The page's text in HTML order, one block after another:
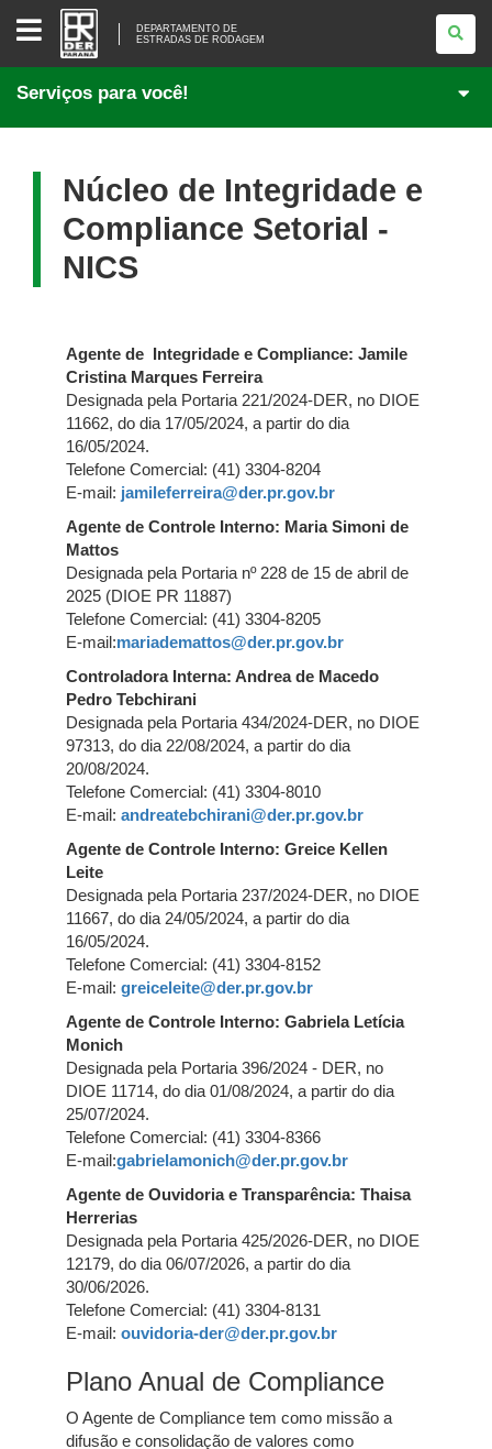
DEPARTAMENTO
DE
<BR
/>ESTRADAS
RODAGEM
DEPARTAMENTO DE
ESTRADAS DE RODAGEM
Serviços para você!
Núcleo de Integridade e
Compliance Setorial -
NICS
Agente de Integridade e Compliance: Jamile
Cristina Marques Ferreira
Designada pela Portaria 221/2024-DER, no DIOE
11662, do dia 17/05/2024, a partir do dia
16/05/2024.
Telefone Comercial: (41) 3304-8204
E-mail: jamileferreira@der.pr.gov.br
Agente de Controle Interno: Maria Simoni de
Mattos
Designada pela Portaria nº 228 de 15 de abril de
2025 (DIOE PR 11887)
Telefone Comercial: (41) 3304-8205
E-mail:mariademattos@der.pr.gov.br
Controladora Interna: Andrea de Macedo
Pedro Tebchirani
Designada pela Portaria 434/2024-DER, no DIOE
97313, do dia 22/08/2024, a partir do dia
20/08/2024.
Telefone Comercial: (41) 3304-8010
E-mail: andreatebchirani@der.pr.gov.br
Agente de Controle Interno: Greice Kellen
Leite
Designada pela Portaria 237/2024-DER, no DIOE
11667, do dia 24/05/2024, a partir do dia
16/05/2024.
Telefone Comercial: (41) 3304-8152
E-mail: greiceleite@der.pr.gov.br
Agente de Controle Interno: Gabriela Letícia
Monich
Designada pela Portaria 396/2024 - DER, no
DIOE 11714, do dia 01/08/2024, a partir do dia
25/07/2024.
Telefone Comercial: (41) 3304-8366
E-mail:gabrielamonich@der.pr.gov.br
Agente de Ouvidoria e Transparência: Thaisa
Herrerias
Designada pela Portaria 425/2026-DER, no DIOE
12179, do dia 06/07/2026, a partir do dia
30/06/2026.
Telefone Comercial: (41) 3304-8131
E-mail: ouvidoria-der@der.pr.gov.br
Plano Anual de Compliance
O Agente de Compliance tem como missão a
difusão e consolidação de valores como